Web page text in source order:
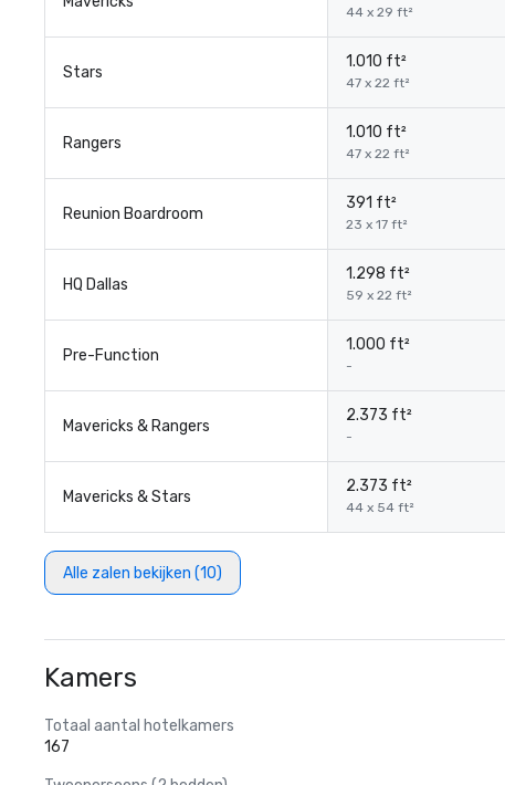
44 x 29 ft²
Stars
1.010 ft²
47 x 22 ft²
Rangers
1.010 ft²
47 x 22 ft²
Reunion Boardroom
391 ft²
23 x 17 ft²
HQ Dallas
1.298 ft²
59 x 22 ft²
Pre-Function
1.000 ft²
-
Mavericks & Rangers
2.373 ft²
-
Mavericks & Stars
2.373 ft²
44 x 54 ft²
Alle zalen bekijken (10)
Kamers
Totaal aantal hotelkamers
167